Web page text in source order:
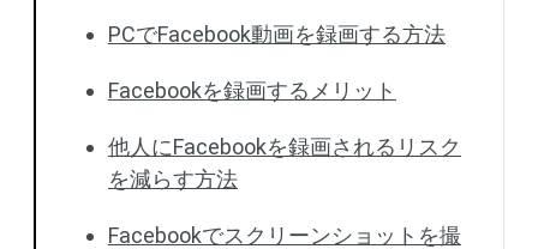
PCでFacebook動画を録画する方法
Facebookを録画するメリット
他人にFacebookを録画されるリスク
を減らす方法
Facebookでスクリーンショットを撮